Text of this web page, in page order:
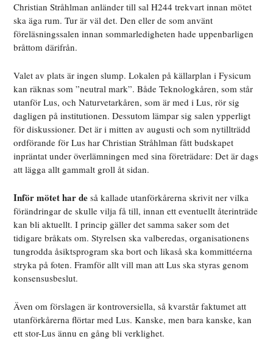
Christian Stråhlman anländer till sal H244 trekvart innan mötet
ska äga rum. Tur är väl det. Den eller de som använt
föreläsningssalen innan sommarledigheten hade uppenbarligen
bråttom därifrån.
Valet av plats är ingen slump. Lokalen på källarplan i Fysicum
kan räknas som ”neutral mark”. Både Teknologkåren, som står
utanför Lus, och Naturvetarkåren, som är med i Lus, rör sig
dagligen på institutionen. Dessutom lämpar sig salen ypperligt
för diskussioner. Det är i mitten av augusti och som nytillträdd
ordförande för Lus har Christian Stråhlman fått budskapet
inpräntat under överlämningen med sina företrädare: Det är dags
att lägga allt gammalt groll åt sidan.
Inför mötet har de så kallade utanförkårerna skrivit ner vilka
förändringar de skulle vilja få till, innan ett eventuellt återinträde
kan bli aktuellt. I princip gäller det samma saker som det
tidigare bråkats om. Styrelsen ska valberedas, organisationens
tungrodda åsiktsprogram ska bort och likaså ska kommittéerna
stryka på foten. Framför allt vill man att Lus ska styras genom
konsensusbeslut.
Även om förslagen är kontroversiella, så kvarstår faktumet att
utanförkårerna flörtar med Lus. Kanske, men bara kanske, kan
ett stor-Lus ännu en gång bli verklighet.